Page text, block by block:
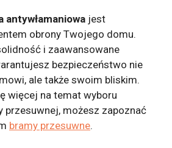
antywłamaniowa jest
obrony Twojego domu.
i zaawansowane
bezpieczeństwo nie
ale także swoim bliskim.
więcej na temat wyboru
przesuwnej, możesz zapoznać
bramy przesuwne.